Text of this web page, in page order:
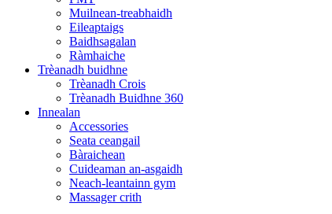
Muilnean-treabhaidh
Eileaptaigs
Baidhsagalan
Ràmhaiche
Trèanadh buidhne
Trèanadh Crois
Trèanadh Buidhne 360
Innealan
Accessories
Seata ceangail
Bàraichean
Cuideaman an-asgaidh
Neach-leantainn gym
Massager crith